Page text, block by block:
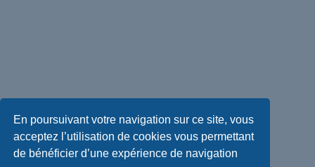
En poursuivant votre navigation sur ce site, vous
acceptez l’utilisation de cookies vous permettant
de bénéficier d’une expérience de navigation